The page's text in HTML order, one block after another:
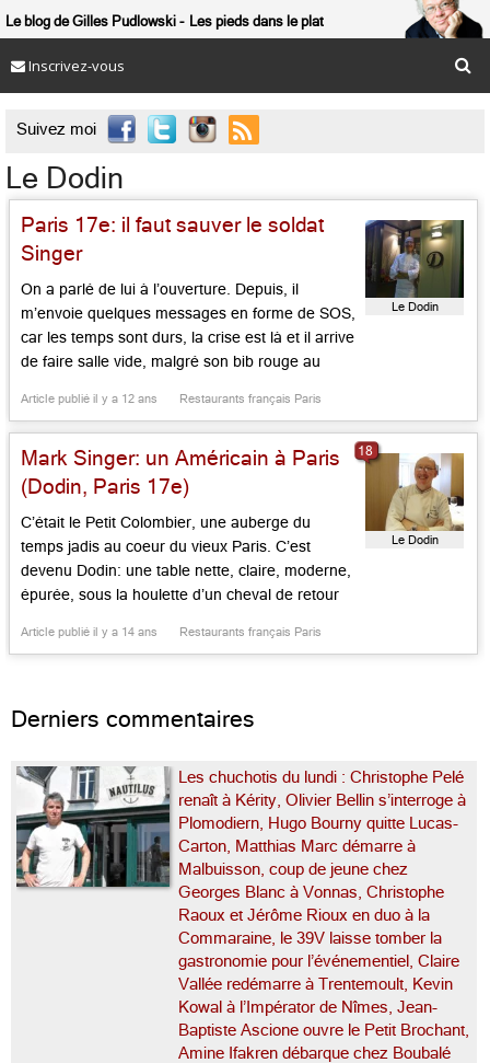
Le blog de Gilles Pudlowski Les pieds dans le plat
Inscrivez-vous
Suivez moi 
Le Dodin
Paris 17e: il faut sauver le soldat
Singer
On a parlé de lui à l’ouverture. Depuis, il
m’envoie quelques messages en forme de SOS,
car les temps sont durs, la crise est là et il arrive
de faire salle vide, malgré son bib rouge au
vient la période du gibier, il « passe » 500
lièvres à […]...
Article publié il y a 12 ans Restaurants français Paris
Le Dodin
Mark Singer: un Américain à Paris
(Dodin, Paris 17e)
C’était le Petit Colombier, une auberge du
temps jadis au coeur du vieux Paris. C’est
devenu Dodin: une table nette, claire, moderne,
épurée, sous la houlette d’un cheval de retour
d’années. Mark Singer fut onze ans durant à la
Article publié il y a 14 ans Restaurants français Paris
Le Dodin
18
Derniers commentaires
Les chuchotis du lundi : Christophe Pelé
renaît à Kérity, Olivier Bellin s’interroge à
Plomodiern, Hugo Bourny quitte Lucas-
Carton, Matthias Marc démarre à
Malbuisson, coup de jeune chez
Georges Blanc à Vonnas, Christophe
Raoux et Jérôme Rioux en duo à la
Commaraine, le 39V laisse tomber la
gastronomie pour l’événementiel, Claire
Vallée redémarre à Trentemoult, Kevin
Kowal à l’Impérator de Nîmes, Jean-
Baptiste Ascione ouvre le Petit Brochant,
Amine Ifakren débarque chez Boubalé